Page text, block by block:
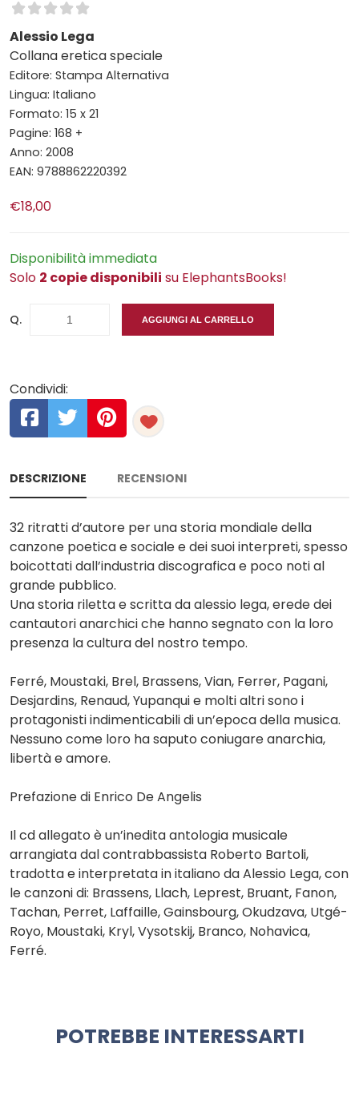
Alessio Lega
Collana eretica speciale
Editore: Stampa Alternativa
Lingua: Italiano
Formato: 15 x 21
Pagine: 168 +
Anno: 2008
EAN: 9788862220392
€18,00
Disponibilità immediata
Solo 2 copie disponibili su ElephantsBooks!
Q. AGGIUNGI AL CARRELLO
Condividi:
DESCRIZIONE RECENSIONI
32 ritratti d’autore per una storia mondiale della
canzone poetica e sociale e dei suoi interpreti, spesso
boicottati dall’industria discografica e poco noti al
grande pubblico.
Una storia riletta e scritta da alessio lega, erede dei
cantautori anarchici che hanno segnato con la loro
presenza la cultura del nostro tempo.
Ferré, Moustaki, Brel, Brassens, Vian, Ferrer, Pagani,
Desjardins, Renaud, Yupanqui e molti altri sono i
protagonisti indimenticabili di un’epoca della musica.
Nessuno come loro ha saputo coniugare anarchia,
libertà e amore.
Prefazione di Enrico De Angelis
Il cd allegato è un’inedita antologia musicale
arrangiata dal contrabbassista Roberto Bartoli,
tradotta e interpretata in italiano da Alessio Lega, con
le canzoni di: Brassens, Llach, Leprest, Bruant, Fanon,
Tachan, Perret, Laffaille, Gainsbourg, Okudzava, Utgé-
Royo, Moustaki, Kryl, Vysotskij, Branco, Nohavica,
Ferré.
POTREBBE INTERESSARTI